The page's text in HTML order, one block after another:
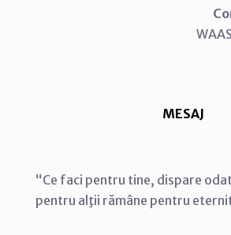
MESAJ
“Ce faci pentru tine, dispare
pentru alţii rămâne pentru